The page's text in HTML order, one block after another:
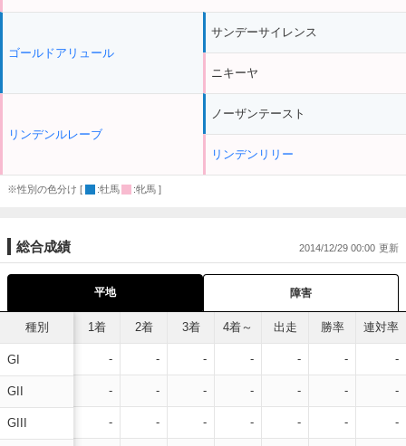
ゴールドアリュール
リンデンルレーブ
サンデーサイレンス
ニキーヤ
ノーザンテースト
リンデンリリー
※性別の色分け [ :牡馬 :牝馬 ]
総合成績 2014/12/29 00:00
平地 障害
種別
GI
GII
GIII
1着 2着 3着 4着～ 出走 勝率 連対率
- - - - - - -
- - - - - - -
- - - - - - -